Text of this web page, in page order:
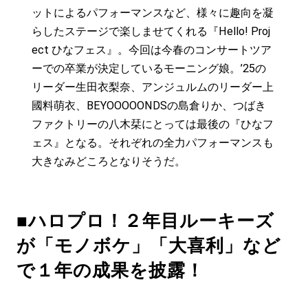
ットによるパフォーマンスなど、様々に趣向を凝
らしたステージで楽しませてくれる『Hello! Proj
ect ひなフェス』。今回は今春のコンサートツア
ーでの卒業が決定しているモーニング娘。’25の
リーダー生田衣梨奈、アンジュルムのリーダー上
國料萌衣、BEYOOOOONDSの島倉りか、つばき
ファクトリーの八木栞にとっては最後の『ひなフ
ェス』となる。それぞれの全力パフォーマンスも
大きなみどころとなりそうだ。
■ハロプロ！２年目ルーキーズ
が「モノボケ」「大喜利」など
で１年の成果を披露！